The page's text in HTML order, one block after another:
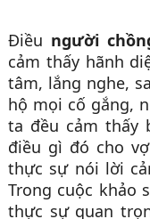
Điều người
cảm thấy hãnh
tâm, lắng nghe,
hộ mọi cố gắng,
ta đều cảm thấy
điều gì đó cho
thực sự nói lời
Trong cuộc khảo
thực sự quan